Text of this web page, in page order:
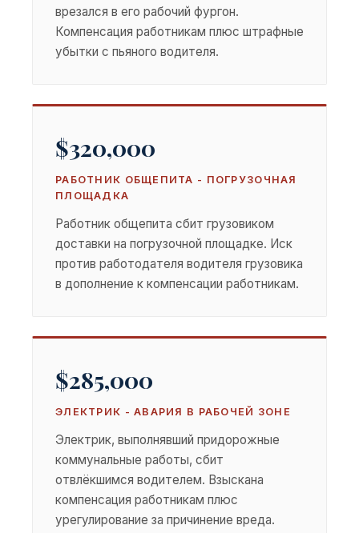
врезался в его рабочий фургон.
Компенсация работникам плюс штрафные
убытки с пьяного водителя.
$320,000
РАБОТНИК ОБЩЕПИТА - ПОГРУЗОЧНАЯ
ПЛОЩАДКА
Работник общепита сбит грузовиком
доставки на погрузочной площадке. Иск
против работодателя водителя грузовика
в дополнение к компенсации работникам.
$285,000
ЭЛЕКТРИК - АВАРИЯ В РАБОЧЕЙ ЗОНЕ
Электрик, выполнявший придорожные
коммунальные работы, сбит
отвлёкшимся водителем. Взыскана
компенсация работникам плюс
урегулирование за причинение вреда.